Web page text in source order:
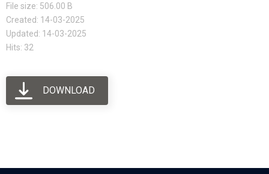
File size: 506.00 B
Created: 14-03-2025
Updated: 14-03-2025
Hits: 32
DOWNLOAD